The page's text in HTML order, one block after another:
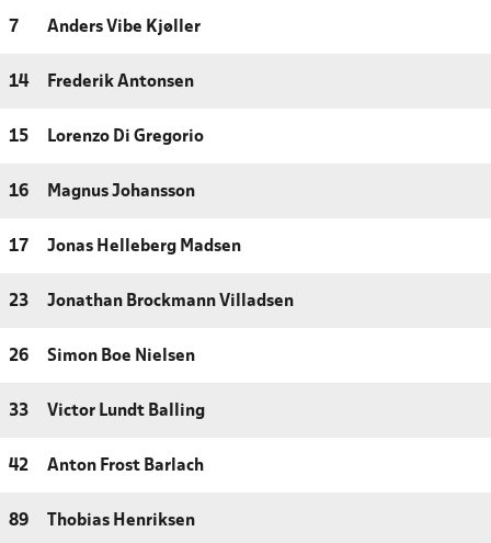
7 Anders Vibe Kjøller
14 Frederik Antonsen
15 Lorenzo Di Gregorio
16 Magnus Johansson
17 Jonas Helleberg Madsen
23 Jonathan Brockmann Villadsen
26 Simon Boe Nielsen
33 Victor Lundt Balling
42 Anton Frost Barlach
89 Thobias Henriksen